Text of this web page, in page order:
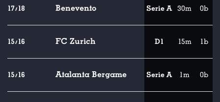
17/18 Benevento Serie A 30m 0b
15/16 FC Zurich D1 15m 1b
15/16 Atalanta Bergame Serie A 1m 0b